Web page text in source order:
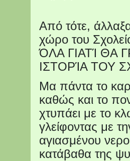
Από τότε,
χώρο του
ΌΛΑ ΓΙΑΤΊ ΘΑ
ΙΣΤΟΡΊΑ ΤΟΥ
Μα πάντα το
καθώς και το
χτυπάει με το
γλείφοντας με
αγιασμένου
κατάβαθα της